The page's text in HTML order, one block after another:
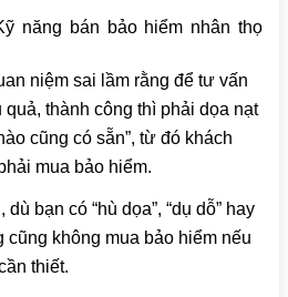
năng bán bảo hiểm nhân thọ
niệm sai lầm rằng để tư vấn
quả, thành công thì phải dọa nạt
cũng có sẵn”, từ đó khách
mua bảo hiểm.
bạn có “hù dọa”, “dụ dỗ” hay
cũng không mua bảo hiểm nếu
thiết.